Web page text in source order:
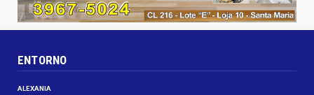
ENTORNO
ALEXANIA